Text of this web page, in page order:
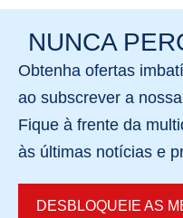
Greater Shanghai
Telefone
+86(0)512-8277 8888
Correio electrónico
O Aeroporto
a 47 quilómetros de
demora
O Aeroporto
89 quilómetros de
demora
NUNCA
Obtenha ofertas
ao subscrever a
Fique à frente da
às últimas notícias e
DESBLOQUEIE AS